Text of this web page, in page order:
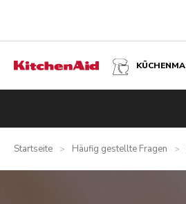
Startseite > Häufig gestellte Fragen >